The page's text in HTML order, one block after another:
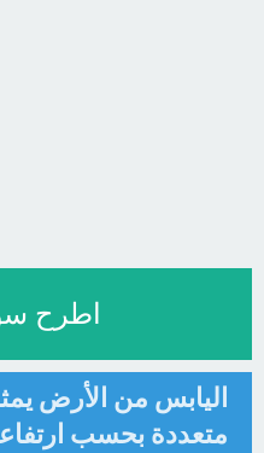
اطرح
اليابس من الأرض
متعددة بحسب